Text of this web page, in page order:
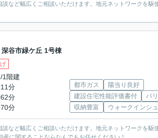
など幅広くご相談いただけます。地元ネットワークを駆
谷市緑ケ丘 1号棟
1階建
11分
62分
70分
都市ガス
陽当り良好
建設住宅性能評価書付
バ
収納豊富
ウォークインシ
など幅広くご相談いただけます。地元ネットワークを駆